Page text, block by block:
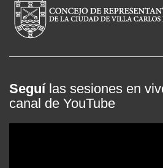
Seguílas sesiones en
canal de YouTube